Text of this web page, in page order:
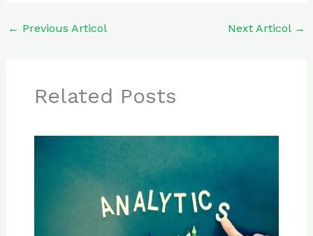
← Previous Articol Next Articol →
Related Posts